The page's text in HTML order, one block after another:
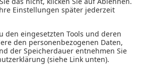
ABONNIEREN